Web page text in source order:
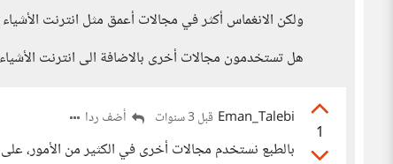
ولكن الانغماس أكثر في مجالات أعمق مثل انترنت
هل تستخدمون مجالات أخرى بالاضافة الى انترنت
1
Eman_Talebi قبل 3 سنوات أضف ردا
بالطبع نستخدم مجالات أخرى في الكثير من الأمور،